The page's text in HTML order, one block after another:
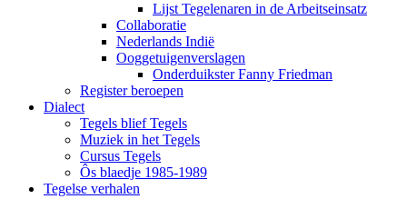
Lijst Tegelenaren in de Arbeitseinsatz
Collaboratie
Nederlands Indië
Ooggetuigenverslagen
Onderduikster Fanny Friedman
Register beroepen
Dialect
Tegels blief Tegels
Muziek in het Tegels
Cursus Tegels
Ôs blaedje 1985-1989
Tegelse verhalen